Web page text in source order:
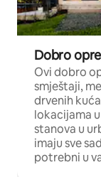
Dobro
Ovi dobro
smještaji,
drvenih
lokacijama
stanova u
imaju sve
potrebni u